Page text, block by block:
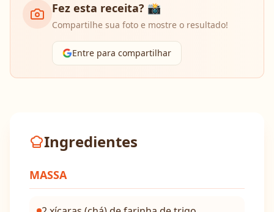
Fez esta receita? 📸
Compartilhe sua foto e mostre o resultado!
Entre para compartilhar
Ingredientes
MASSA